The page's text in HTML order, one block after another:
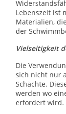
Lebenszeit ist
Materialien,
der
Vielseitigkeit
Die
sich nicht nur
Schächte.
werden wo
erfordert wird.